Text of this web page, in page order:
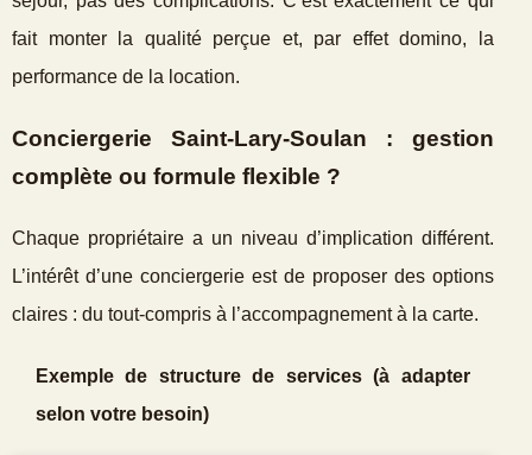
fait monter la qualité perçue et, par effet domino, la
performance de la location.
Conciergerie Saint‑Lary‑Soulan : gestion
complète ou formule flexible ?
Chaque propriétaire a un niveau d’implication différent.
L’intérêt d’une conciergerie est de proposer des options
claires : du tout‑compris à l’accompagnement à la carte.
Exemple de structure de services (à adapter
selon votre besoin)